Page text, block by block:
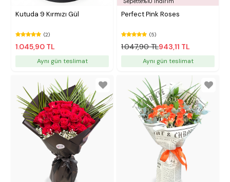
Kutuda 9 Kırmızı Gül
(2)
1.045,90 TL
Aynı gün teslimat
Perfect Pink Roses
(5)
1.047,90 TL943,11 TL
Aynı gün teslimat